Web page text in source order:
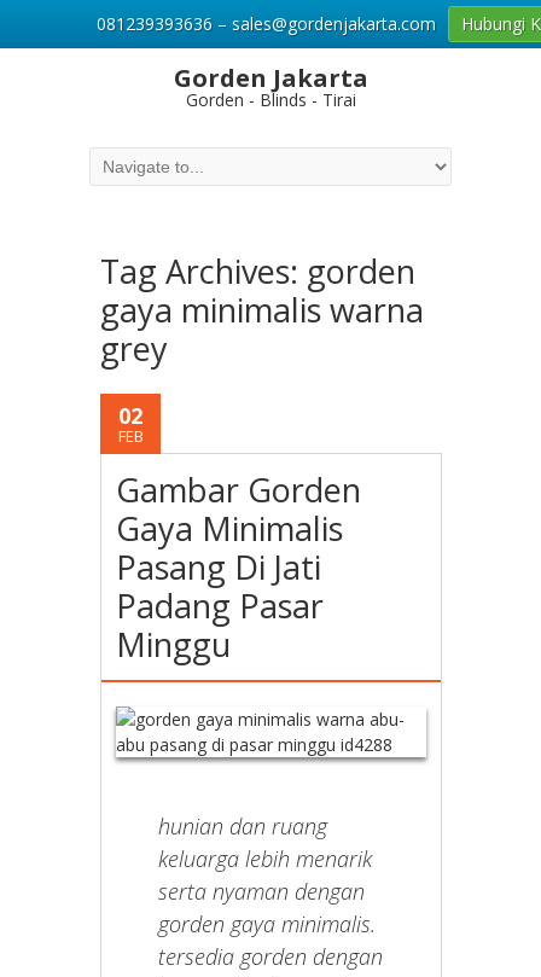
Gorden Jakarta
Gorden - Blinds - Tirai
Tag Archives: gorden
gaya minimalis warna
grey
02
FEB
Gambar Gorden
Gaya Minimalis
Pasang Di Jati
Padang Pasar
Minggu
hunian dan ruang
keluarga lebih menarik
serta nyaman dengan
gorden gaya minimalis.
tersedia gorden dengan
081239393636 – sales@gordenjakarta.com Hubungi